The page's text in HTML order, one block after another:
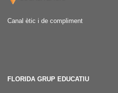
Canal ètic i de compliment
FLORIDA GRUP EDUCATIU